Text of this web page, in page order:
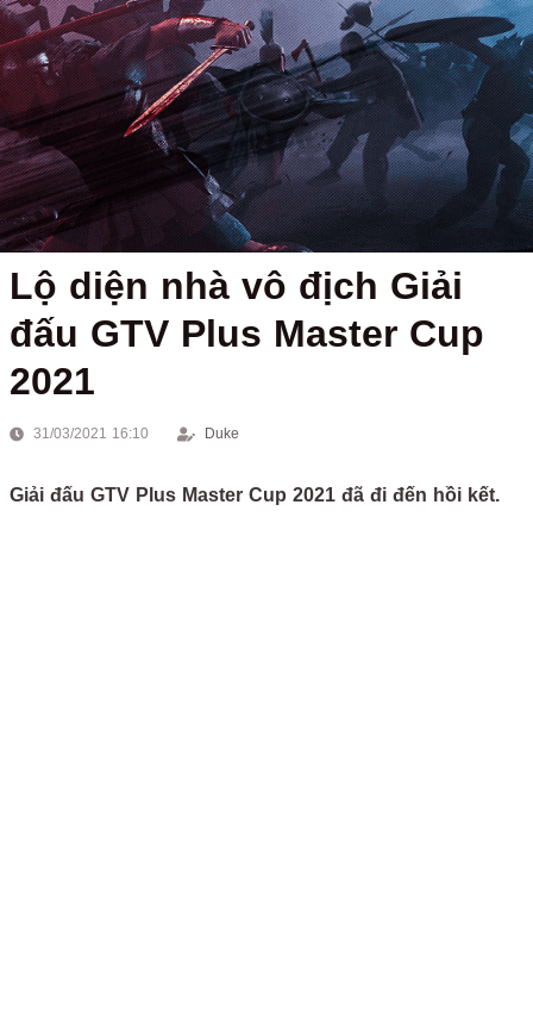
Lộ diện nhà vô địch Giải
đấu GTV Plus Master Cup
2021
31/03/2021 16:10 Duke
Giải đấu GTV Plus Master Cup 2021 đã đi đến hồi kết.